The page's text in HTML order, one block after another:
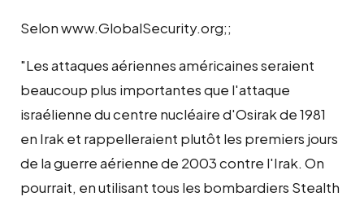
Selon www.GlobalSecurity.org;;
"Les attaques aériennes américaines seraient
beaucoup plus importantes que l'attaque
israélienne du centre nucléaire d'Osirak de 1981
en Irak et rappelleraient plutôt les premiers jours
de la guerre aérienne de 2003 contre l'Irak. On
pourrait, en utilisant tous les bombardiers Stealth